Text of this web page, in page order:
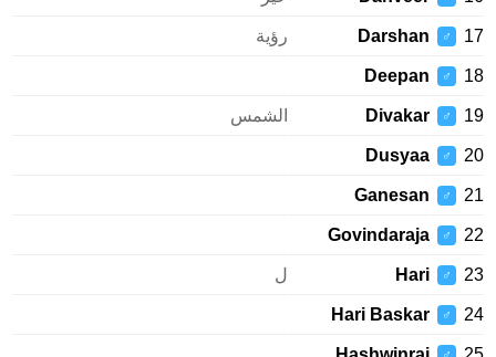
17
♂
Darshan رؤية
18
♂
Deepan
19
♂
Divakar الشمس
20
♂
Dusyaa
21
♂
Ganesan
22
♂
Govindaraja
23
♂
Hari ل
24
♂
Hari Baskar